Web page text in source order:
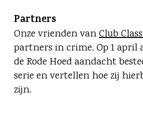
Partners
Onze vrienden vanClub
partners in crime. Op 1 april
de Rode Hoed aandacht
serie en vertellen hoe zij
zijn.